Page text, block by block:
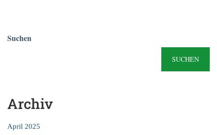
Suchen
SUCHEN
Archiv
April 2025